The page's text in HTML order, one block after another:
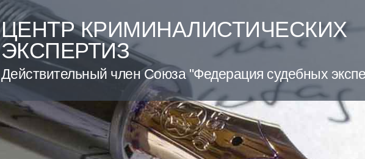
ЦЕНТР КРИМИНАЛИСТИЧЕСКИХ
ЭКСПЕРТИЗ
Действительный член Союза "Федерация судебных